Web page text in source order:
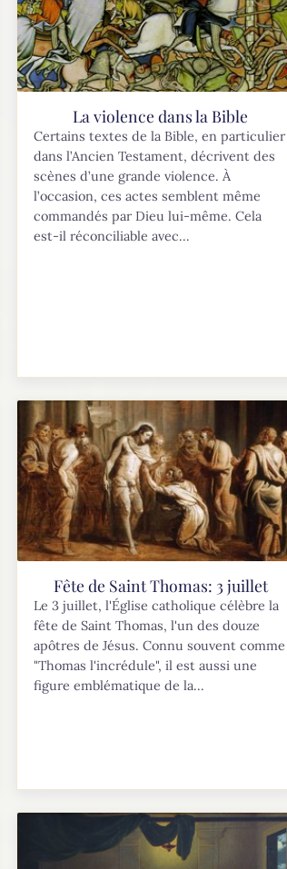
La violence dans la Bible
Certains textes de la Bible, en particulier
dans l’Ancien Testament, décrivent des
scènes d’une grande violence. À
l’occasion, ces actes semblent même
commandés par Dieu lui-même. Cela
est-il réconciliable avec...
Fête de Saint Thomas: 3 juillet
Le 3 juillet, l'Église catholique célèbre la
fête de Saint Thomas, l'un des douze
apôtres de Jésus. Connu souvent comme
"Thomas l'incrédule", il est aussi une
figure emblématique de la...